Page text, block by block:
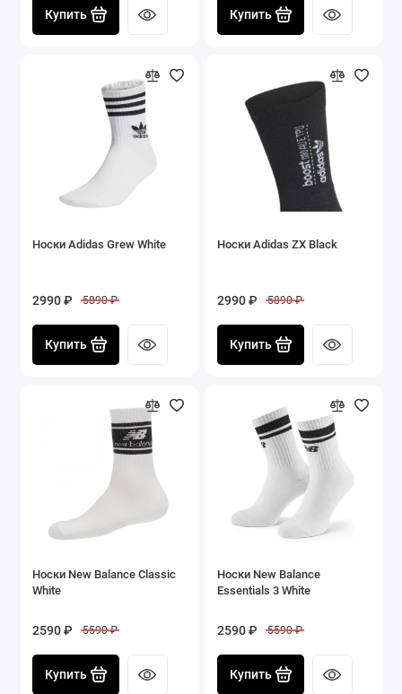
Купить Купить
Носки Adidas Grew White
2990 ₽ 5890 ₽
Купить
Носки Adidas ZX Black
2990 ₽ 5890 ₽
Купить
Носки New Balance Classic
White
2590 ₽ 5590 ₽
Купить
Носки New Balance
Essentials 3 White
2590 ₽ 5590 ₽
Купить